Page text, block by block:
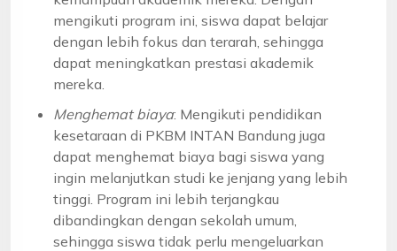
mengikuti program ini, siswa dapat belajar
dengan lebih fokus dan terarah, sehingga
dapat meningkatkan prestasi akademik
mereka.
Menghemat biaya: Mengikuti pendidikan
kesetaraan di PKBM INTAN Bandung juga
dapat menghemat biaya bagi siswa yang
ingin melanjutkan studi ke jenjang yang lebih
tinggi. Program ini lebih terjangkau
dibandingkan dengan sekolah umum,
sehingga siswa tidak perlu mengeluarkan